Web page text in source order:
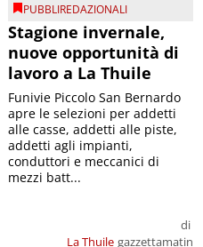
PUBBLIREDAZIONALI
Stagione invernale,
nuove opportunità di
lavoro a La Thuile
La Thuile
di
gazzettamatin
Funivie Piccolo San Bernardo
apre le selezioni per addetti
alle casse, addetti alle piste,
addetti agli impianti,
conduttori e meccanici di
mezzi batt...